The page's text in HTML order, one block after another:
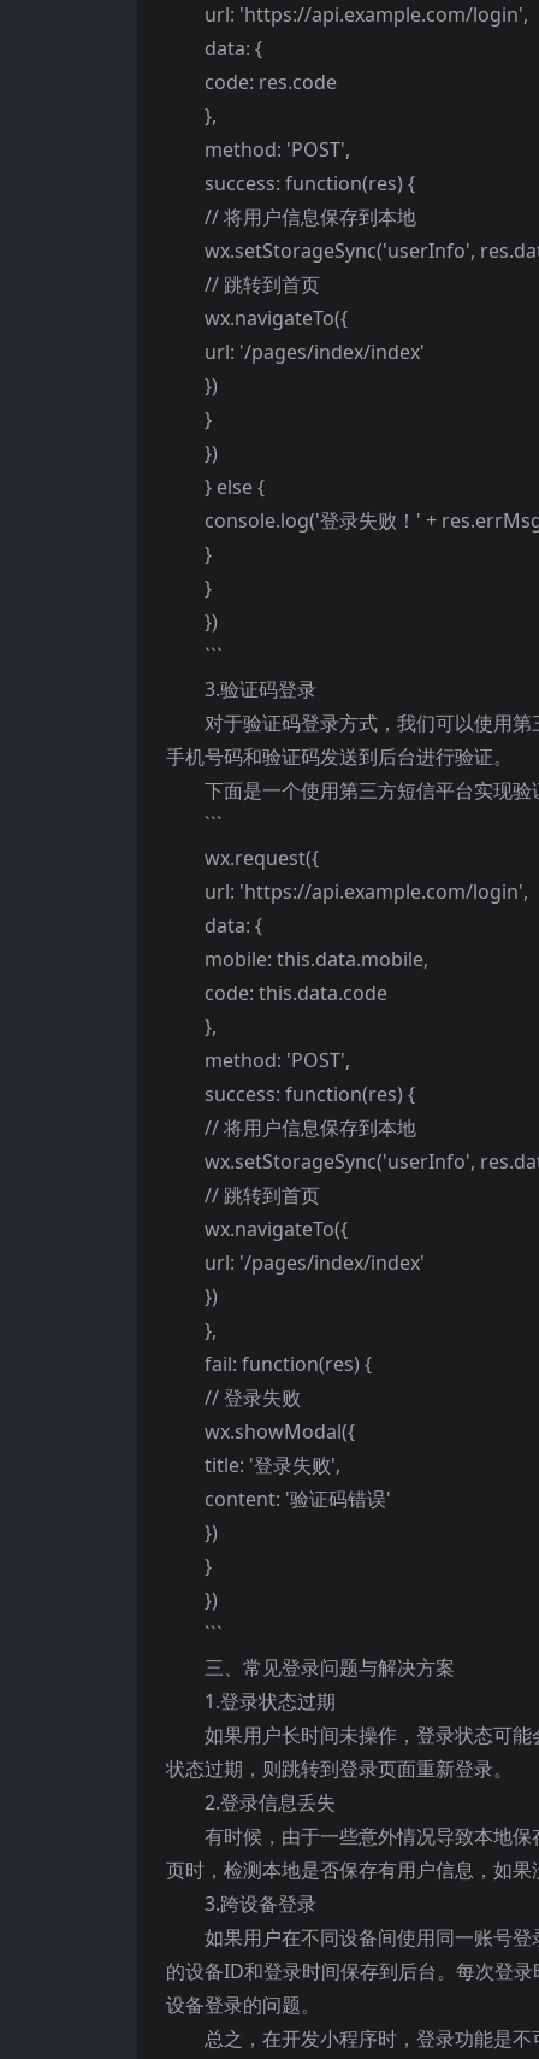
url: 'https://api.example.com/login',
data: {
code: res.code
},
method: 'POST',
success: function(res) {
// 将用户信息保存到本地
wx.setStorageSync('userInfo',
// 跳转到首页
wx.navigateTo({
url: '/pages/index/index'
})
}
})
} else {
console.log('登录失败！' +
}
}
})
```
3.验证码登录
对于验证码登录方式，我们可以使用
手机号码和验证码发送到后台进行验证。
下面是一个使用第三方短信平台实现验
```
wx.request({
url: 'https://api.example.com/login',
data: {
mobile: this.data.mobile,
code: this.data.code
},
method: 'POST',
success: function(res) {
// 将用户信息保存到本地
wx.setStorageSync('userInfo',
// 跳转到首页
wx.navigateTo({
url: '/pages/index/index'
})
},
fail: function(res) {
// 登录失败
wx.showModal({
title: '登录失败',
content: '验证码错误'
})
}
})
```
三、常见登录问题与解决方案
1.登录状态过期
如果用户长时间未操作，登录状态可
状态过期，则跳转到登录页面重新登录。
2.登录信息丢失
有时候，由于一些意外情况导致本地
页时，检测本地是否保存有用户信息，如果
3.跨设备登录
如果用户在不同设备间使用同一账号
的设备ID和登录时间保存到后台。每次登
设备登录的问题。
总之，在开发小程序时，登录功能是